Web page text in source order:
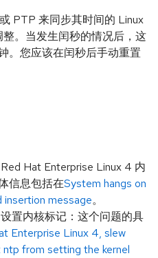
PTP 来同步其时间的 Linux
。当发生闰秒的情况后，这
。您应该在闰秒后手动重置
Hat Enterprise Linux 4 内
信息包括在System hangs on
insertion message。
置内核标记：这个问题的具
Enterprise Linux 4, slew
from setting the kernel